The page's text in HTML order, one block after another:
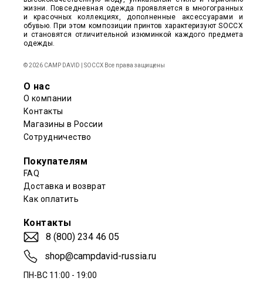
жизни. Повседневная одежда проявляется в многогранных
и красочных коллекциях, дополненные аксессуарами и
обувью. При этом композиции принтов характеризуют SOCCX
и становятся отличительной изюминкой каждого предмета
одежды.
© 2026 CAMP DAVID | SOCCX Все права защищены
О нас
О компании
Контакты
Магазины в России
Сотрудничество
Покупателям
FAQ
Доставка и возврат
Как оплатить
Контакты
8 (800) 234 46 05
shop@campdavid-russia.ru
ПН-ВС 11:00 - 19:00